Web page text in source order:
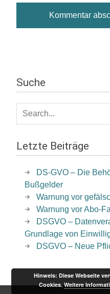
Suche
Letzte Beiträge
DS-GVO – Die
Bußgelder
Warnung vor
Warnung vor Abo-
DSGVO –
Grundlage von
DSGVO – Neue
Hinweis: Diese Webseite
Cookies.Weitere